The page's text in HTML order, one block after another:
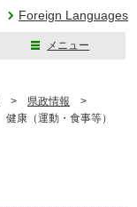
Foreign Languages
メニュー
> 県政情報 >
健康（運動・食事等）